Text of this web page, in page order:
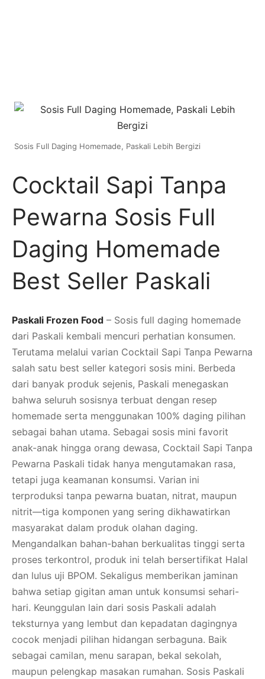
Sosis Full Daging Homemade, Paskali Lebih Bergizi
Cocktail Sapi Tanpa
Pewarna Sosis Full
Daging Homemade
Best Seller Paskali
Paskali Frozen Food – Sosis full daging homemade
dari Paskali kembali mencuri perhatian konsumen.
Terutama melalui varian Cocktail Sapi Tanpa Pewarna
salah satu best seller kategori sosis mini. Berbeda
dari banyak produk sejenis, Paskali menegaskan
bahwa seluruh sosisnya terbuat dengan resep
homemade serta menggunakan 100% daging pilihan
sebagai bahan utama. Sebagai sosis mini favorit
anak-anak hingga orang dewasa, Cocktail Sapi Tanpa
Pewarna Paskali tidak hanya mengutamakan rasa,
tetapi juga keamanan konsumsi. Varian ini
terproduksi tanpa pewarna buatan, nitrat, maupun
nitrit—tiga komponen yang sering dikhawatirkan
masyarakat dalam produk olahan daging.
Mengandalkan bahan-bahan berkualitas tinggi serta
proses terkontrol, produk ini telah bersertifikat Halal
dan lulus uji BPOM. Sekaligus memberikan jaminan
bahwa setiap gigitan aman untuk konsumsi sehari-
hari. Keunggulan lain dari sosis Paskali adalah
teksturnya yang lembut dan kepadatan dagingnya
cocok menjadi pilihan hidangan serbaguna. Baik
sebagai camilan, menu sarapan, bekal sekolah,
maupun pelengkap masakan rumahan. Sosis Paskali